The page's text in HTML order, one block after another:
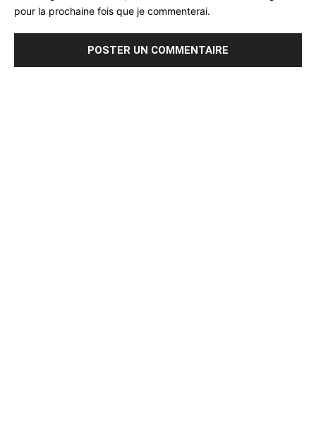
pour la prochaine fois que je commenterai.